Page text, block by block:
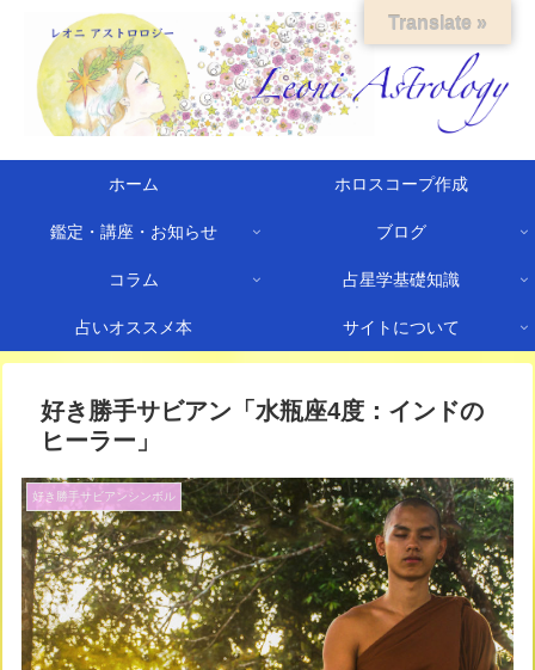
ホーム ホロスコープ作成
鑑定・講座・お知らせ ブログ
コラム 占星学基礎知識
占いオススメ本 サイトについて
好き勝手サビアン「水瓶座4度：インドの
ヒーラー」
好き勝手サビアンシンボル
Translate »